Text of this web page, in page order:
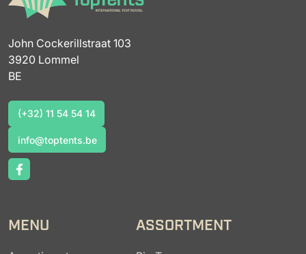
John Cockerillstraat 103
3920 Lommel
BE
(+32) 11 54 54 14
info@toptents.be
info@toptents.be
MENU ASSORTMENT